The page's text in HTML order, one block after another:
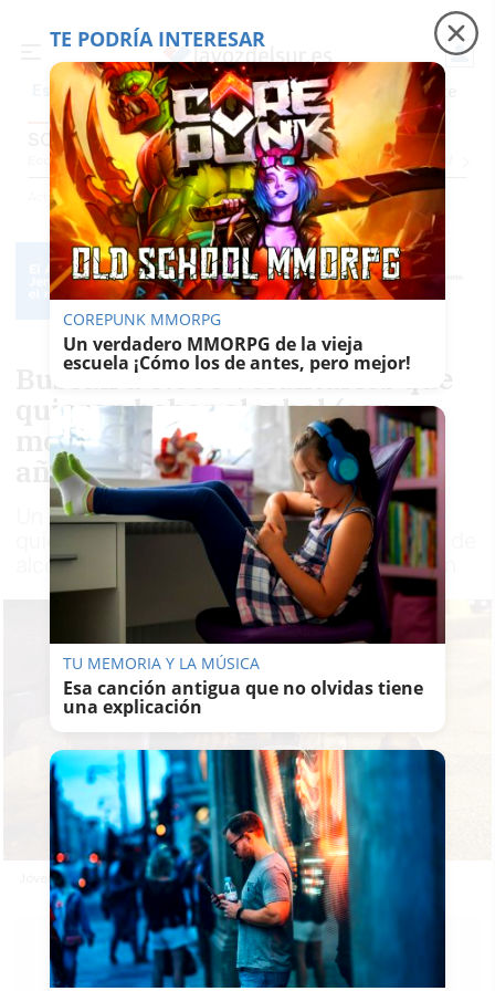
Es noticia Precio luz Padre Coraje Fábrica de botellas
SOCIEDAD
EconomíaSociedadInternacionalPolíticaEcología Educación Salud
Actualidad Sociedad
Buscan a 6.000 voluntarios que
quieran beber alcohol (con
moderación) durante cuatro
años
Un proyecto de una universidad española
quiere determinar si el consumo moderado de
alcohol es igual de seguro que la abstención
Jóvenes bebiendo alcohol en la calle.
RUBÉN
GUERRERO
TE PODRÍA INTERESAR
COREPUNK MMORPG
Un verdadero MMORPG de la vieja
escuela ¡Cómo los de antes, pero mejor!
TU MEMORIA Y LA MÚSICA
Esa canción antigua que no olvidas tiene
una explicación